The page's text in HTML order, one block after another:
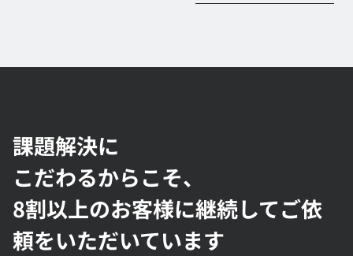
すべての記事を見る
課題解決に
こだわるからこそ、
8割以上のお客様に継続してご依
頼をいただいています